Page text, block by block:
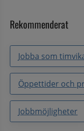
Rekommenderat
Jobba som
Öppettider och
Jobbmöjligheter